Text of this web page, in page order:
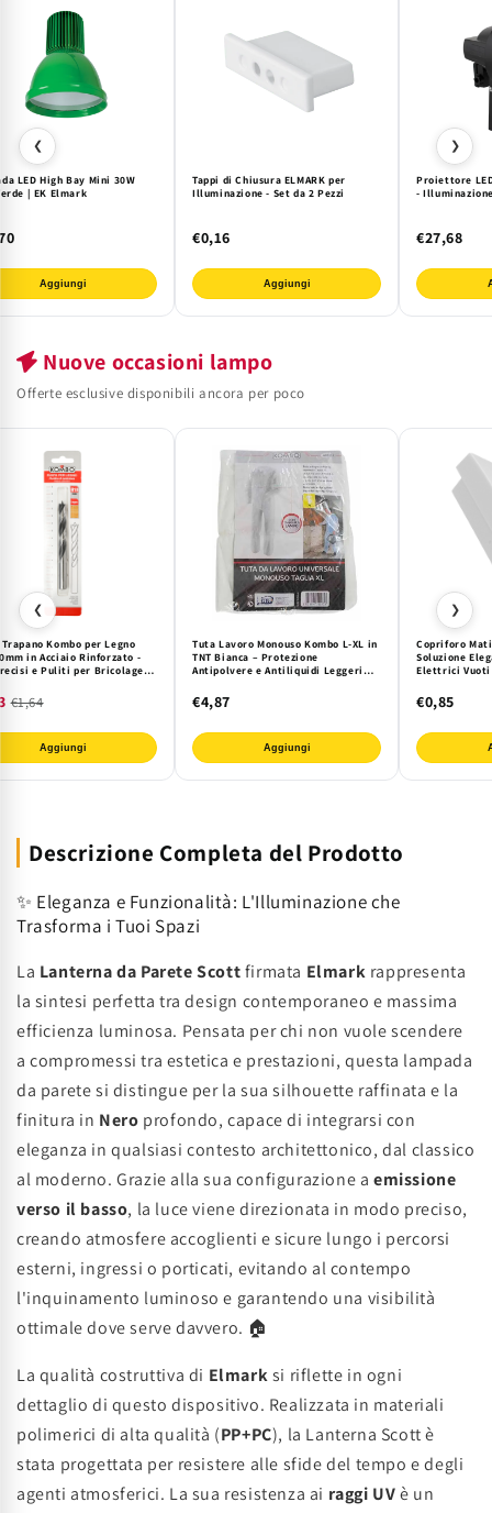
❮
LED High Bay Mini 30W
| EK Elmark
Aggiungi
Tappi di Chiusura ELMARK per
Illuminazione - Set da 2 Pezzi
€0,16
Aggiungi
Proiettore
-
€27,68
❯
Nuove occasioni lampo
Offerte esclusive disponibili ancora per poco
❮
Kombo per Legno
in Acciaio Rinforzato -
e Puliti per Bricolage e
€1,64
Aggiungi
Tuta Lavoro Monouso Kombo L-XL in
TNT Bianca – Protezione
Antipolvere e Antiliquidi Leggeri
€4,87
Aggiungi
Copriforo
Soluzione
Elettrici Vuoti
€0,85
❯
Descrizione Completa del Prodotto
✨ Eleganza e Funzionalità: L'Illuminazione che
Trasforma i Tuoi Spazi
La Lanterna da Parete Scottfirmata Elmark rappresenta
la sintesi perfetta tra design contemporaneo e massima
efficienza luminosa. Pensata per chi non vuole scendere
a compromessi tra estetica e prestazioni, questa lampada
da parete si distingue per la sua silhouette raffinata e la
finitura in Nero profondo, capace di integrarsi con
eleganza in qualsiasi contesto architettonico, dal classico
al moderno. Grazie alla sua configurazione aemissione
verso il basso, la luce viene direzionata in modo preciso,
creando atmosfere accoglienti e sicure lungo i percorsi
esterni, ingressi o porticati, evitando al contempo
l'inquinamento luminoso e garantendo una visibilità
ottimale dove serve davvero. 🏠
La qualità costruttiva di Elmarksi riflette in ogni
dettaglio di questo dispositivo. Realizzata in materiali
polimerici di alta qualità (PP+PC), la Lanterna Scott è
stata progettata per resistere alle sfide del tempo e degli
agenti atmosferici. La sua resistenza ai raggi UVè un